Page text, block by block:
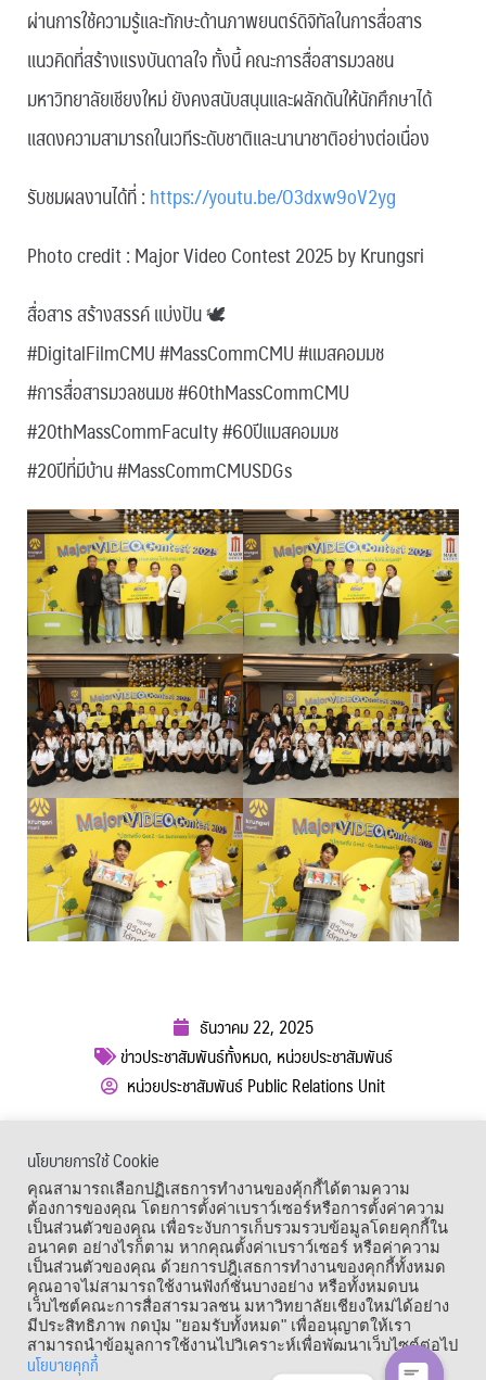
ผ่านการใช้ความรู้และทักษะด้านภาพยนตร์ดิจิทัลในการสื่อสาร
แนวคิดที่สร้างแรงบันดาลใจ ทั้งนี้ คณะการสื่อสารมวลชน
มหาวิทยาลัยเชียงใหม่ ยังคงสนับสนุนและผลักดันให้นักศึกษาได้
แสดงความสามารถในเวทีระดับชาติและนานาชาติอย่างต่อเนื่อง
รับชมผลงานได้ที่ :https://youtu.be/O3dxw9oV2yg
Photo credit : Major Video Contest 2025 by Krungsri
สื่อสาร สร้างสรรค์ แบ่งปัน 🕊
#DigitalFilmCMU #MassCommCMU #แมสคอมมช
#การสื่อสารมวลชนมช #60thMassCommCMU
#20thMassCommFaculty #60ปีแมสคอมมช
#20ปีที่มีบ้าน #MassCommCMUSDGs
ธันวาคม 22, 2025
ข่าวประชาสัมพันธ์ทั้งหมด, หน่วยประชาสัมพันธ์
หน่วยประชาสัมพันธ์ Public Relations Unit
เมนูลัด
นโยบายการใช้ Cookie
คุณสามารถเลือกปฏิเสธการทำงานของคุ้กกี้ได้ตามความ
ต้องการของคุณ โดยการตั้งค่าเบราว์เซอร์หรือการตั้งค่าความ
เป็นส่วนตัวของคุณ เพื่อระงับการเก็บรวมรวบข้อมูลโดยคุกกี้ใน
อนาคต อย่างไรก็ตาม หากคุณตั้งค่าเบราว์เซอร์ หรือค่าความ
เป็นส่วนตัวของคุณ ด้วยการปฎิเสธการทำงานของคุกกี้ทั้งหมด
คุณอาจไม่สามารถใช้งานฟังก์ชั่นบางอย่าง หรือทั้งหมดบน
เว็บไซต์คณะการสื่อสารมวลชน มหาวิทยาลัยเชียงใหม่ได้อย่าง
มีประสิทธิภาพ กดปุ่ม "ยอมรับทั้งหมด" เพื่ออนุญาตให้เรา
สามารถนำข้อมูลการใช้งานไปวิเคราะห์เพื่อพัฒนาเว็บไซต์ต่อไป
นโยบายคุกกี้